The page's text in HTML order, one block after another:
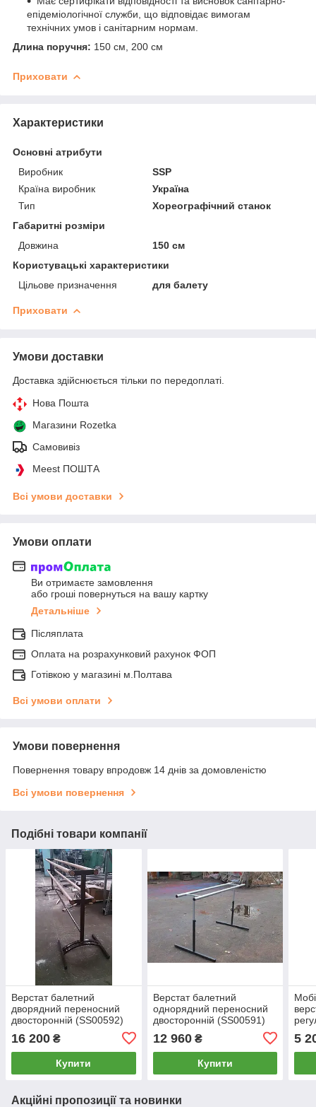
епідеміологічної служби, що відповідає вимогам
технічних умов і санітарним нормам.
Длина поручня: 150 см, 200 см
Приховати
Характеристики
Основні атрибути
Виробник
SSP
Країна виробник
Україна
Тип
Хореографічний станок
Габаритні розміри
Довжина
150 см
Користувацькі характеристики
Цільове призначення
для балету
Приховати
Умови доставки
Доставка здійснюється тільки по передоплаті.
Нова Пошта
Магазини Rozetka
Самовивіз
Meest ПОШТА
Всі умови доставки
Умови оплати
Ви отримаєте замовлення
або гроші повернуться на вашу картку
Детальніше
Післяплата
Оплата на розрахунковий рахунок ФОП
Готівкою у магазині м.Полтава
Всі умови оплати
Умови повернення
Повернення товару впродовж 14 днів за домовленістю
Всі умови повернення
Подібні товари компанії
Верстат балетний
дворядний переносний
двосторонній (SS00592)
16 200 ₴
Купити
Верстат балетний
однорядний переносний
двосторонній (SS00591)
12 960₴
Купити
5
Акційні пропозиції та новинки